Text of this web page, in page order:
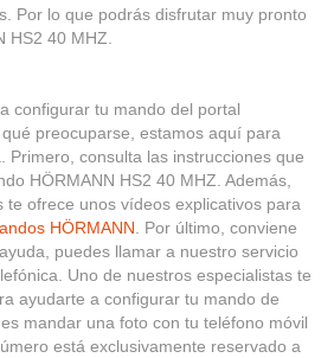
Por lo que podrás disfrutar muy pronto
HS2 40 MHZ.
configurar tu mando del portal
preocuparse, estamos aquí para
Primero, consulta las instrucciones que
HÖRMANN HS2 40 MHZ. Además,
te ofrece unos vídeos explicativos para
HÖRMANN. Por último, conviene
puedes llamar a nuestro servicio
Uno de nuestros especialistas te
ayudarte a configurar tu mando de
mandar una foto con tu teléfono móvil
está exclusivamente reservado a